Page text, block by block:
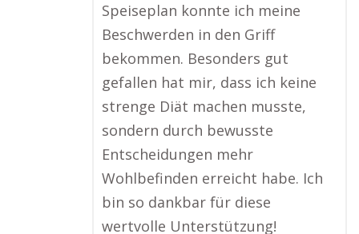
Speiseplan konnte ich meine
Beschwerden in den Griff
bekommen. Besonders gut
gefallen hat mir, dass ich keine
strenge Diät machen musste,
sondern durch bewusste
Entscheidungen mehr
Wohlbefinden erreicht habe. Ich
bin so dankbar für diese
wertvolle Unterstützung!